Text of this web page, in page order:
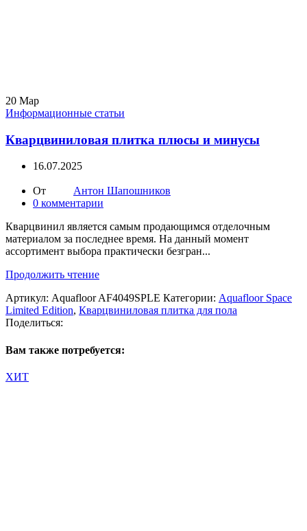
20 Мар
Информационные статьи
Кварцвиниловая плитка плюсы и минусы
16.07.2025
От
Антон Шапошников
0 комментарии
Кварцвинил является самым продающимся отделочным
материалом за последнее время. На данный момент
ассортимент выбора практически безгран...
Продолжить чтение
Артикул: Aquafloor AF4049SPLE Категории: Aquafloor Space
Limited Edition, Кварцвиниловая плитка для пола
Поделиться:
Вам также потребуется:
ХИТ